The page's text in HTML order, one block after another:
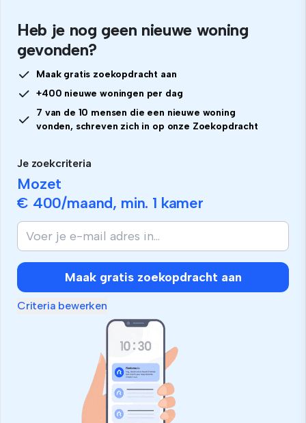
Heb je nog geen nieuwe woning
gevonden?
Maak gratis zoekopdracht aan
+400 nieuwe woningen per dag
7 van de 10 mensen die een nieuwe woning
vonden, schreven zich in op onze Zoekopdracht
Je zoekcriteria
Mozet
€ 400/maand, min. 1 kamer
Maak gratis zoekopdracht aan
Criteria bewerken